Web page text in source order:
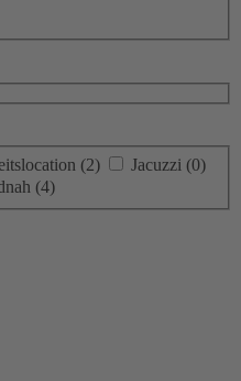
(2) Jacuzzi (0)
(4)